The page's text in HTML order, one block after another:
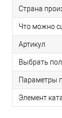
Страна
Что можно
Артикул
Выбрать
Параметры
Элемент